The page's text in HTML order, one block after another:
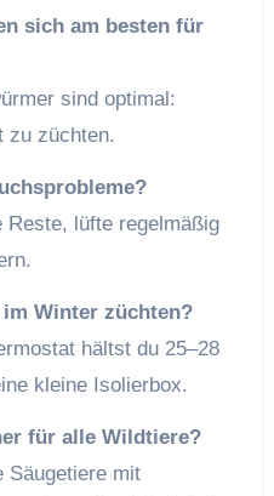
sich am besten für
sind optimal:
zu züchten.
Reste, lüfte regelmäßig
Winter züchten?
hältst du 25–28
kleine Isolierbox.
für alle Wildtiere?
Säugetiere mit